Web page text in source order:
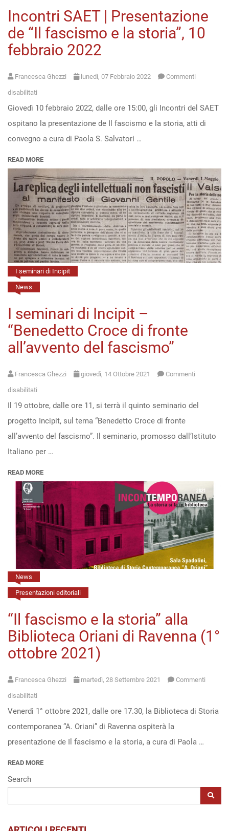
Incontri SAET | Presentazione
de “Il fascismo e la storia”, 10
febbraio 2022
Francesca Ghezzi lunedì, 07 Febbraio 2022 Commenti
disabilitati
Incontri
SAET
|
de
“Il
fascismo
e
la
storia”,
10
febbraio
2022
Giovedì 10 febbraio 2022, dalle ore 15:00, gli Incontri del SAET
ospitano la presentazione de Il fascismo e la storia, atti di
convegno a cura di Paola S. Salvatori …
READ MORE
I seminari di Incipit
News
I seminari di Incipit –
“Benedetto Croce di fronte
all’avvento del fascismo”
Francesca Ghezzi giovedì, 14 Ottobre 2021 Commenti
disabilitati
I
seminari
di
Incipit
“Benedetto
di
fronte
all’avvento
del
fascismo”
Il 19 ottobre, dalle ore 11, si terrà il quinto seminario del
progetto Incipit, sul tema “Benedetto Croce di fronte
all’avvento del fascismo”. Il seminario, promosso dall’Istituto
Italiano per …
READ MORE
News
Presentazioni editoriali
“Il fascismo e la storia” alla
Biblioteca Oriani di Ravenna (1°
ottobre 2021)
Francesca Ghezzi martedì, 28 Settembre 2021 Commenti
disabilitati
“Il
fascismo
e
alla
Biblioteca
Venerdì 1° ottobre 2021, dalle ore 17.30, la Biblioteca di Storia
contemporanea “A. Oriani” di Ravenna ospiterà la
presentazione de Il fascismo e la storia, a cura di Paola …
READ MORE
Search